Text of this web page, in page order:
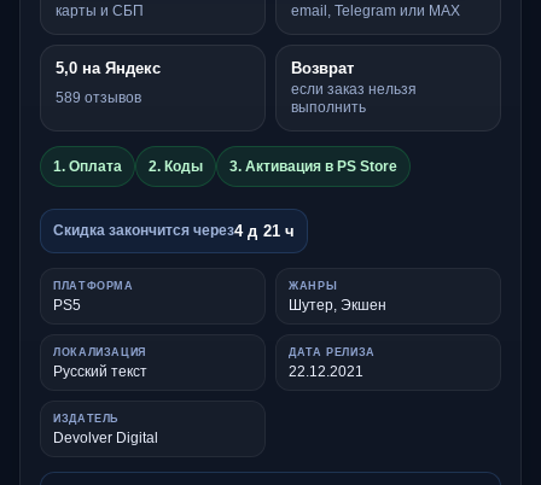
карты и СБП email, Telegram или MAX
5,0 на Яндекс
589 отзывов
Возврат
если заказ нельзя
выполнить
1. Оплата 2. Коды 3. Активация в PS Store
Скидка закончится через4 д 21 ч
ПЛАТФОРМА
PS5
ЖАНРЫ
Шутер, Экшен
ЛОКАЛИЗАЦИЯ
Русский текст
ДАТА РЕЛИЗА
22.12.2021
ИЗДАТЕЛЬ
Devolver Digital